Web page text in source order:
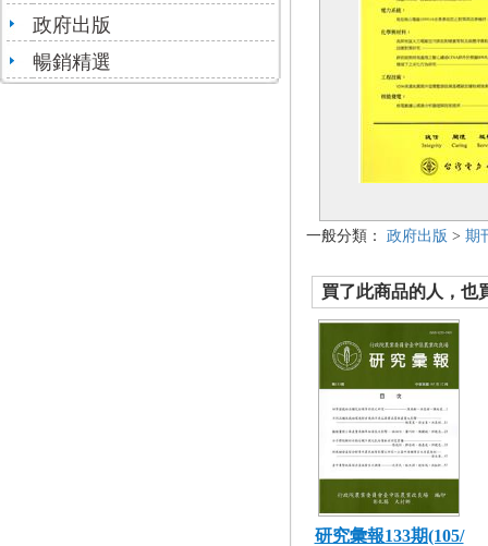
政府出版
暢銷精選
一般分類： 政府出版 > 期
買了此商品的人，也
研究彙報133期(105/